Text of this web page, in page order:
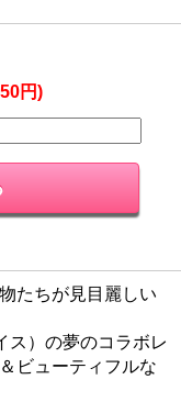
円)
たちが見目麗しい
ス）の夢のコラボレ
ビューティフルな